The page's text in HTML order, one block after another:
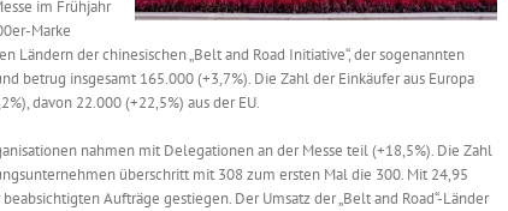
im Frühjahr
Marke
Ländern der chinesischen „Belt and Road Initiative“, der sogenannten
betrug insgesamt 165.000 (+3,7%). Die Zahl der Einkäufer aus Europa
davon 22.000 (+22,5%) aus der EU.
nahmen mit Delegationen an der Messe teil (+18,5%). Die Zahl
überschritt mit 308 zum ersten Mal die 300. Mit 24,95
Aufträge gestiegen. Der Umsatz der „Belt and Road“-Länder